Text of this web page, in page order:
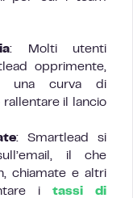
: Molti utenti
opprimente,
una curva di
il lancio
: Smartlead si
il che
chiamate e altri
i tassi di